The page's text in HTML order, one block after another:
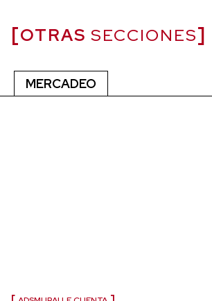
OTRAS SECCIONES
MERCADEO